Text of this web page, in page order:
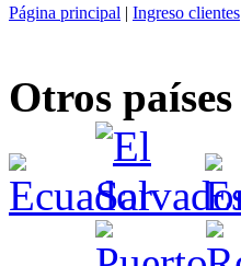
Página principal | Ingreso clientes
Otros países